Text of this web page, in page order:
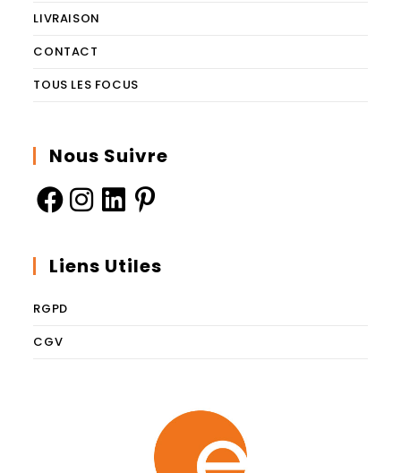
LIVRAISON
CONTACT
TOUS LES FOCUS
Nous Suivre
Liens Utiles
RGPD
CGV